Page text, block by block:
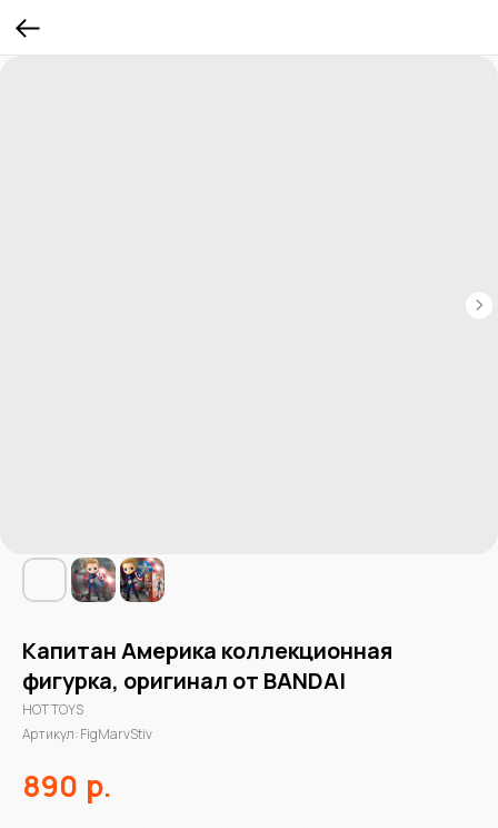
Капитан Америка коллекционная
фигурка, оригинал от BANDAI
HOT TOYS
Артикул: FigMarvStiv
890 р.